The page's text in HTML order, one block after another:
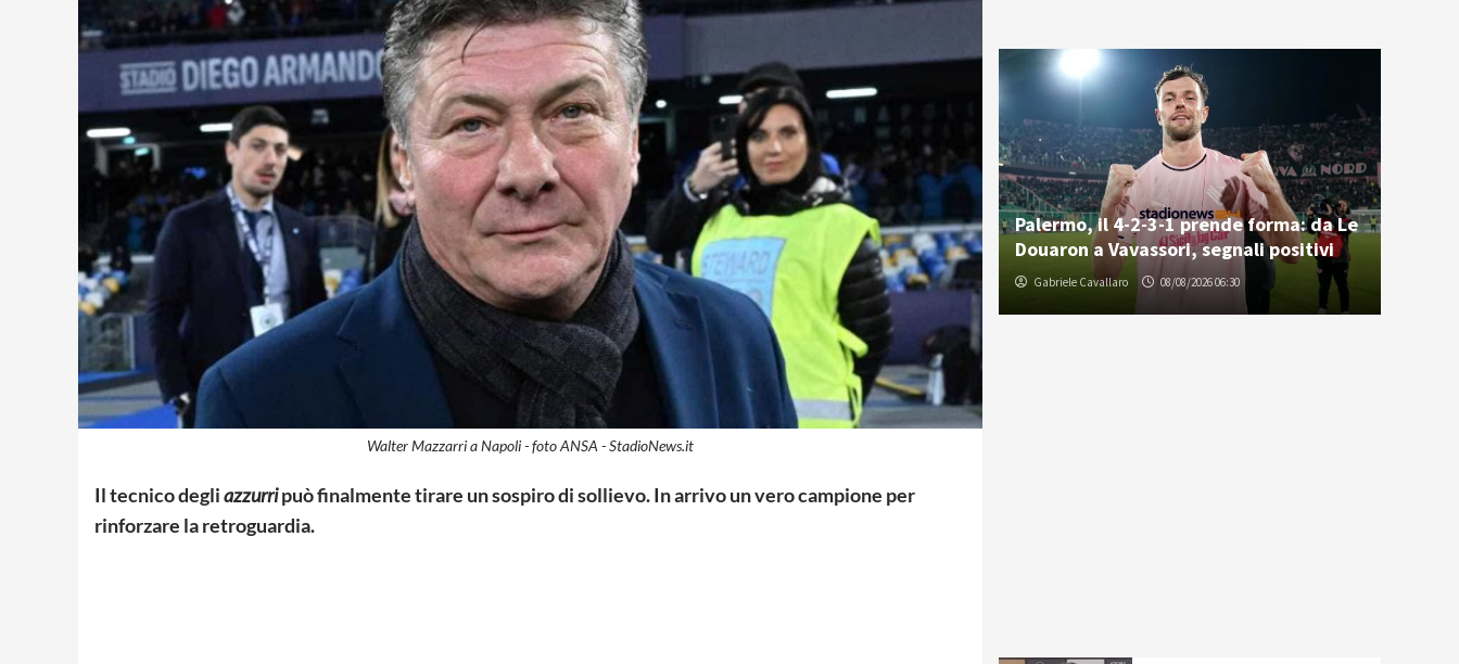
Walter Mazzarri a Napoli - foto ANSA - StadioNews.it
Il tecnico degliazzurripuò finalmente tirare un sospiro di sollievo. In arrivo un vero campione per
rinforzare la retroguardia.
Palermo, il 4-2-3-1 prende forma: da Le
Douaron a Vavassori, segnali positivi
Gabriele Cavallaro 08/08/2026 06:30